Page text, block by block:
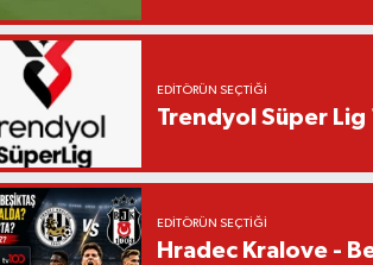
EDITÖRÜN SEÇTIĞI
Trendyol Süper Lig
EDITÖRÜN SEÇTIĞI
Hradec Kralove -